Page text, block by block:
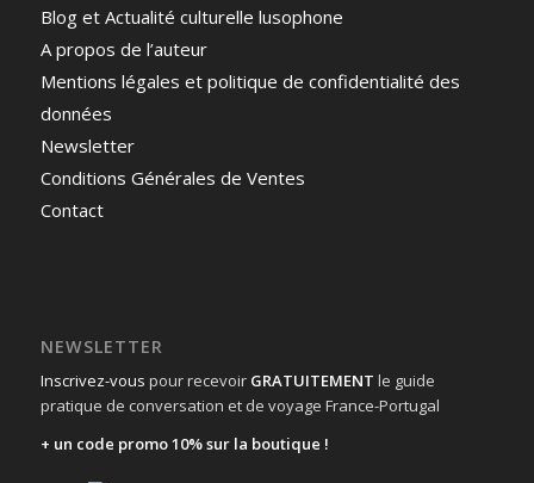
Blog et Actualité culturelle lusophone
A propos de l’auteur
Mentions légales et politique de confidentialité des
données
Newsletter
Conditions Générales de Ventes
Contact
NEWSLETTER
Inscrivez-vous pour recevoir GRATUITEMENT le guide
pratique de conversation et de voyage France-Portugal
+ un code promo 10% sur la boutique !